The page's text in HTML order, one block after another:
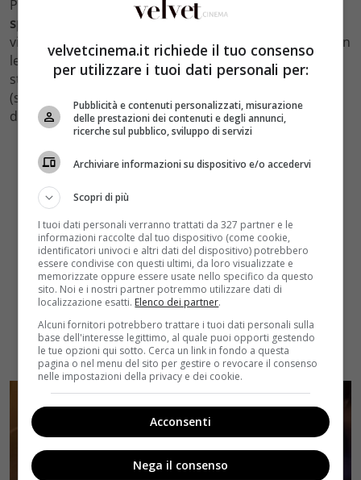
Principe libero è stata vista daoltre 6milioni 200mila
spettatori
, facendo registrare il25,5% di share
vincendo in questo modo la sfida della prima serata con
le altre reti. La prima puntata. Il primo episodio era
stato visto da oltre 6 milioni 170 mila telespettatori
(share del 24,3%), risultando il programma più visto
dell’intera giornata.
velvetcinema.it richiede il tuo consenso
per utilizzare i tuoi dati personali per:
Pubblicità e contenuti personalizzati, misurazione
delle prestazioni dei contenuti e degli annunci,
ricerche sul pubblico, sviluppo di servizi
Archiviare informazioni su dispositivo e/o accedervi
Scopri di più
I tuoi dati personali verranno trattati da 327 partner e le
informazioni raccolte dal tuo dispositivo (come cookie,
identificatori univoci e altri dati del dispositivo) potrebbero
essere condivise con questi ultimi, da loro visualizzate e
memorizzate oppure essere usate nello specifico da questo
sito. Noi e i nostri partner potremmo utilizzare dati di
localizzazione esatti. Elenco dei partner.
Alcuni fornitori potrebbero trattare i tuoi dati personali sulla
base dell'interesse legittimo, al quale puoi opporti gestendo
le tue opzioni qui sotto. Cerca un link in fondo a questa
pagina o nel menu del sito per gestire o revocare il consenso
nelle impostazioni della privacy e dei cookie.
Acconsenti
Nega il consenso